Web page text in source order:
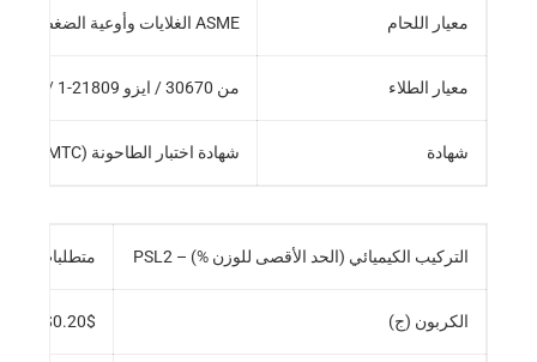
معيار اللحام ASME الغلايات وأوعية الضغط رمز القسم التاسع
معيار الطلاء من 30670 / ايزو 21809-1 / سي اس ايه Z245.21 (محددة عادة)
شهادة شهادة اختبار الطاحونة (MTC) 3.1 أو 3.2 (بواسطة طرف ثالث)
التركيب الكيميائي (الحد الأقصى للوزن %) – PSL2 متطلبات X60M
الكربون (ج) $0.20$